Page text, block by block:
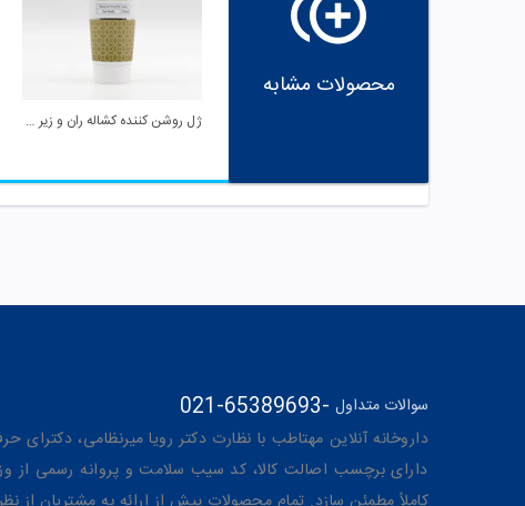
محصولات مشابه
ژل روشن کننده کشاله ران و زیر بغل سروینا
021-65389693 سوالات متداول -
داروخانه آنلاین مهتاطب با نظارت دکتر رویا میرنظامی، دکترای حرفه‌ای
دارای برچسب اصالت کالا، کد سیب سلامت و پروانه رسمی از